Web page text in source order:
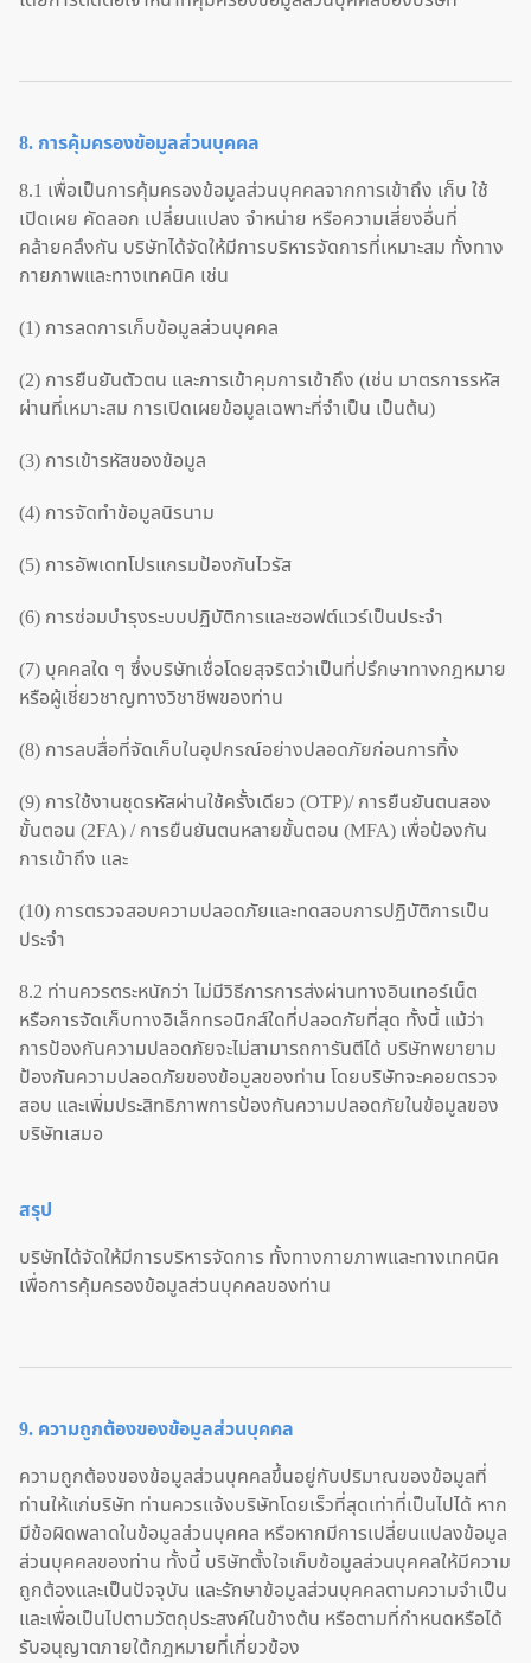
8. การคุ้มครองข้อมูลส่วนบุคคล
8.1 เพื่อเป็นการคุ้มครองข้อมูลส่วนบุคคลจากการเข้าถึง เก็บ ใช้
เปิดเผย คัดลอก เปลี่ยนแปลง จำหน่าย หรือความเสี่ยงอื่นที่
คล้ายคลึงกัน บริษัทได้จัดให้มีการบริหารจัดการที่เหมาะสม ทั้งทาง
กายภาพและทางเทคนิค เช่น
(1) การลดการเก็บข้อมูลส่วนบุคคล
(2) การยืนยันตัวตน และการเข้าคุมการเข้าถึง (เช่น มาตรการรหัส
ผ่านที่เหมาะสม การเปิดเผยข้อมูลเฉพาะที่จำเป็น เป็นต้น)
(3) การเข้ารหัสของข้อมูล
(4) การจัดทำข้อมูลนิรนาม
(5) การอัพเดทโปรแกรมป้องกันไวรัส
(6) การซ่อมบำรุงระบบปฏิบัติการและซอฟต์แวร์เป็นประจำ
(7) บุคคลใด ๆ ซึ่งบริษัทเชื่อโดยสุจริตว่าเป็นที่ปรึกษาทางกฎหมาย
หรือผู้เชี่ยวชาญทางวิชาชีพของท่าน
(8) การลบสื่อที่จัดเก็บในอุปกรณ์อย่างปลอดภัยก่อนการทิ้ง
(9) การใช้งานชุดรหัสผ่านใช้ครั้งเดียว (OTP)/ การยืนยันตนสอง
ขั้นตอน (2FA) / การยืนยันตนหลายขั้นตอน (MFA) เพื่อป้องกัน
การเข้าถึง และ
(10) การตรวจสอบความปลอดภัยและทดสอบการปฏิบัติการเป็น
ประจำ
8.2 ท่านควรตระหนักว่า ไม่มีวิธีการการส่งผ่านทางอินเทอร์เน็ต
หรือการจัดเก็บทางอิเล็กทรอนิกส์ใดที่ปลอดภัยที่สุด ทั้งนี้ แม้ว่า
การป้องกันความปลอดภัยจะไม่สามารถการันตีได้ บริษัทพยายาม
ป้องกันความปลอดภัยของข้อมูลของท่าน โดยบริษัทจะคอยตรวจ
สอบ และเพิ่มประสิทธิภาพการป้องกันความปลอดภัยในข้อมูลของ
บริษัทเสมอ
สรุป
บริษัทได้จัดให้มีการบริหารจัดการ ทั้งทางกายภาพและทางเทคนิค
เพื่อการคุ้มครองข้อมูลส่วนบุคคลของท่าน
9. ความถูกต้องของข้อมูลส่วนบุคคล
ความถูกต้องของข้อมูลส่วนบุคคลขึ้นอยู่กับปริมาณของข้อมูลที่
ท่านให้แก่บริษัท ท่านควรแจ้งบริษัทโดยเร็วที่สุดเท่าที่เป็นไปได้ หาก
มีข้อผิดพลาดในข้อมูลส่วนบุคคล หรือหากมีการเปลี่ยนแปลงข้อมูล
ส่วนบุคคลของท่าน ทั้งนี้ บริษัทตั้งใจเก็บข้อมูลส่วนบุคคลให้มีความ
ถูกต้องและเป็นปัจจุบัน และรักษาข้อมูลส่วนบุคคลตามความจำเป็น
และเพื่อเป็นไปตามวัตถุประสงค์ในข้างต้น หรือตามที่กำหนดหรือได้
รับอนุญาตภายใต้กฎหมายที่เกี่ยวข้อง